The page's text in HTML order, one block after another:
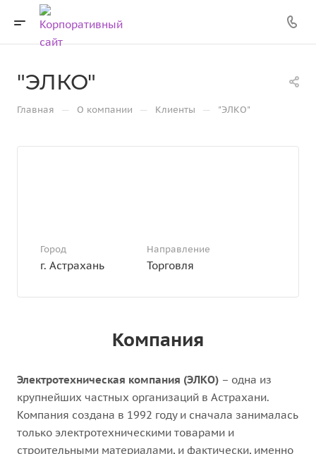
"ЭЛКО"
Главная — О компании — Клиенты — "ЭЛКО"
Город
г. Астрахань
Направление
Торговля
Компания
Электротехническая компания (ЭЛКО) – одна из
крупнейших частных организаций в Астрахани.
Компания создана в 1992 году и сначала занималась
только электротехническими товарами и
строительными материалами, и фактически, именно